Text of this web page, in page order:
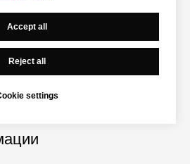
Accept all
Reject all
settings
любых устройств